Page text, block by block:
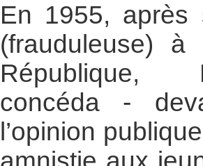
En 1955, après
(frauduleuse)
République,
concéda -
l’opinion